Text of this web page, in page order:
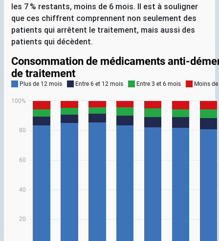
les 7 % restants, moins de 6 mois. Il est à souligner
que ces chiffrent comprennent non seulement des
patients qui arrêtent le traitement, mais aussi des
patients qui décèdent.